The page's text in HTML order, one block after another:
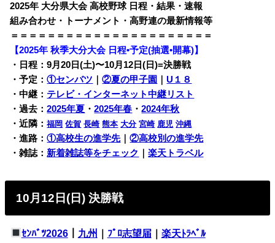
2025年 大分県大会 高校野球 日程・結果・速報
組み合わせ・トーナメント・高野連の最新情報等
＝＝＝＝＝＝＝＝＝＝＝＝＝＝＝＝＝＝＝＝＝＝
【2025年 秋季大分大会 日程•予定(抽選•開幕)】
・日程：9月20日(土)〜10月12日(日)=決勝戦
・予定：①センバツ ｜②夏の甲子園 ｜U１８
・中継： テレビ・インターネット中継リスト
・過去：2025年夏 ・2025年春 ・2024年秋
・近隣：福岡 佐賀 長崎 熊本 大分 宮崎 鹿児 沖縄
・進路：①高校生の進学先｜②高校別の進学先
・雑誌： 新着雑誌等をチェック ｜楽天トラベル
10月12日(日) 決勝戦
ｾﾝﾊﾞﾂ2026｜ 九州 ﾌﾟﾛ志望届｜ 楽天ﾄﾗﾍﾞﾙ